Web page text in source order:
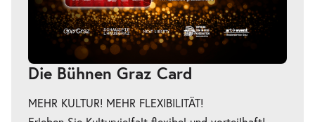
Die Bühnen Graz Card
MEHR KULTUR! MEHR FLEXIBILITÄT!